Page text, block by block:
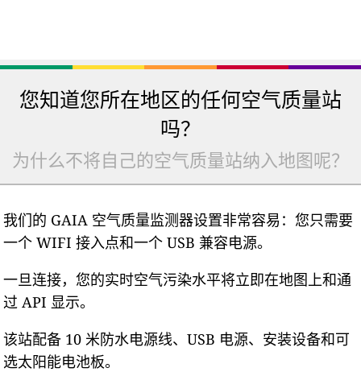
您知道您所在地区的任何空气质量站
吗？
为什么不将自己的空气质量站纳入地图呢？
我们的 GAIA 空气质量监测器设置非常容易：您只需要
一个 WIFI 接入点和一个 USB 兼容电源。
一旦连接，您的实时空气污染水平将立即在地图上和通
过 API 显示。
该站配备 10 米防水电源线、USB 电源、安装设备和可
选太阳能电池板。